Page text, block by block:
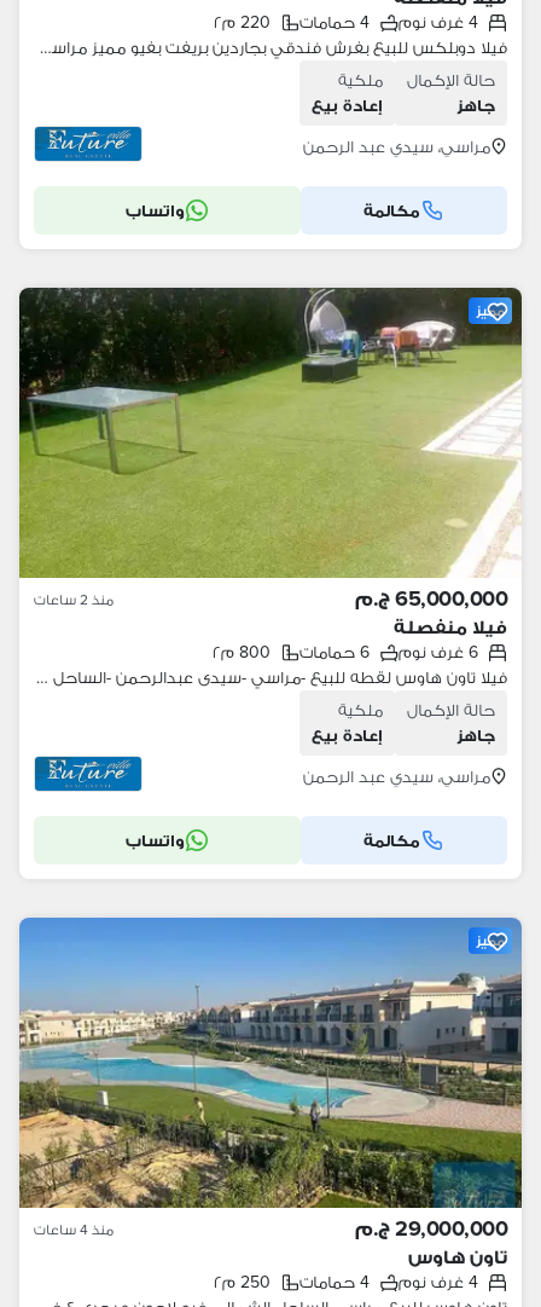
4 غرف نوم 4 حمامات
220 م٢
فيلا دوبلكس للبيع بفرش فندقي بجاردين بريفت بفيو مميز مراسي بلانكا الساحل الشمالي marina marassi north coast
حالة الإكمال
جاهز
ملكية
إعادة بيع
مراسي، سيدي عبد الرحمن
مكالمة واتساب
مميز
65,000,000 ج.م منذ 2 ساعات
فيلا منفصلة
6 غرف نوم 6 حمامات
800 م٢
فيلا تاون هاوس لقطه للبيع -مراسي -سيدى عبدالرحمن -الساحل الشمالي -يطل على بحيره
حالة الإكمال
جاهز
ملكية
إعادة بيع
مراسي، سيدي عبد الرحمن
مكالمة واتساب
مميز
29,000,000 ج.م منذ 4 ساعات
تاون هاوس
4 غرف نوم 4 حمامات
250 م٢